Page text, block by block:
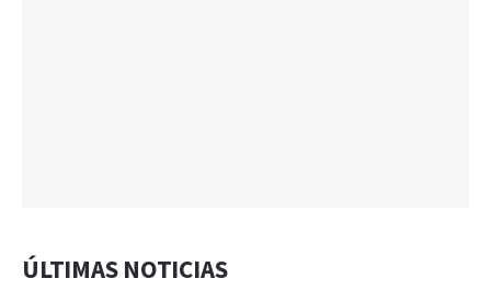
ÚLTIMAS NOTICIAS